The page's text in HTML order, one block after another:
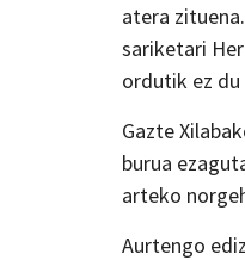
atera
sariketari
ordutik ez
Gazte
burua
arteko
Aurtengo